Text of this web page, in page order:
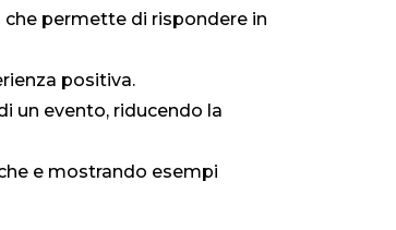
permette di rispondere in
positiva.
un evento, riducendo la
e mostrando esempi